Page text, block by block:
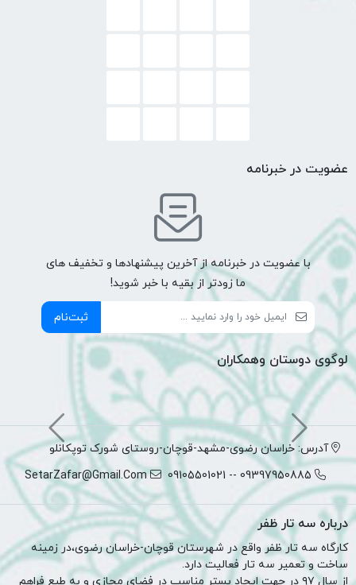
عضویت در خبرنامه
با عضویت در خبرنامه از آخرین پیشنهادها و تخفیف های
ما زودتر از بقیه با خبر شوید!
ثبت‌نام
لوگوی دوستان وهمکاران
آدرس: خراسان رضوی-مشهد-قوچان-روستای شورک توپکانلو
09397950885 -- 09105501021
SetarZafar@Gmail.Com
درباره سه تار ظفر
کارگاه سه تار ظفر واقع در شهرستان قوچان-خراسان رضوی،در زمینه
ساخت و تعمیر سه تار فعالیت دارد.
از سال ۹۷ در جهت ایجاد بستر مناسب در فضای مجازی و به طبع فراهم